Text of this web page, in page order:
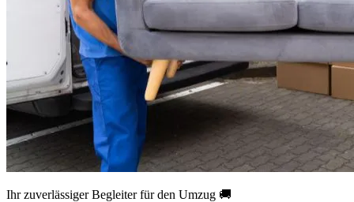
Ihr zuverlässiger Begleiter für den Umzug 🚚